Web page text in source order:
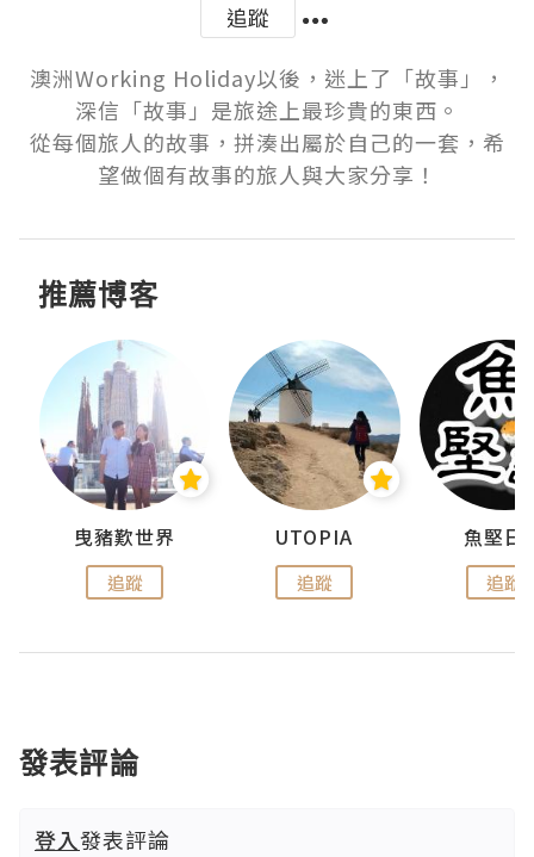
追蹤
澳洲Working Holiday以後，迷上了「故事」，
深信「故事」是旅途上最珍貴的東西。
從每個旅人的故事，拼湊出屬於自己的一套，希
望做個有故事的旅人與大家分享！
推薦博客
曳豬歎世界
追蹤
UTOPIA
追蹤
魚堅日
追蹤
發表評論
登入發表評論